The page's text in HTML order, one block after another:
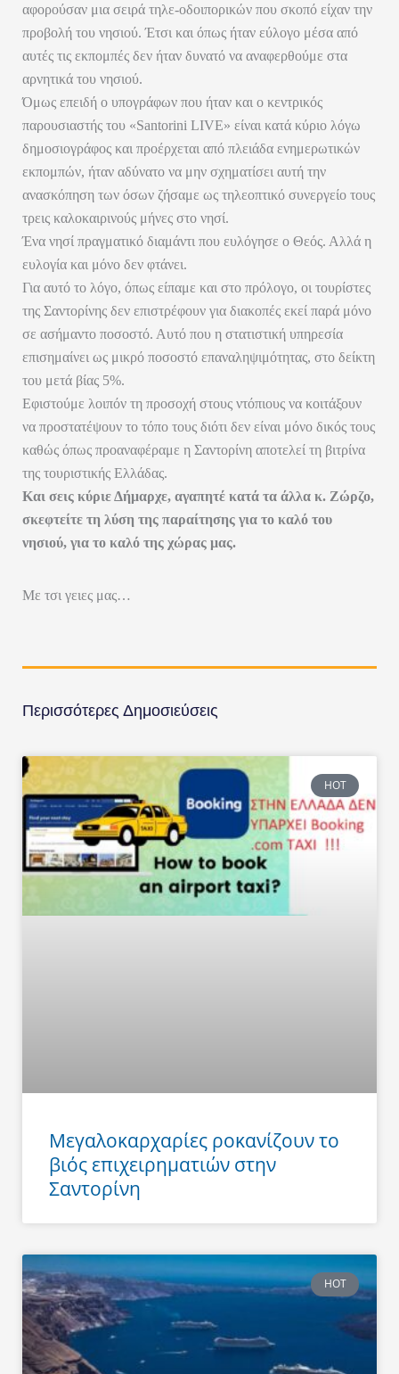
αφορούσαν μια σειρά τηλε-οδοιπορικών που σκοπό είχαν την
προβολή του νησιού. Έτσι και όπως ήταν εύλογο μέσα από
αυτές τις εκπομπές δεν ήταν δυνατό να αναφερθούμε στα
αρνητικά του νησιού.
Όμως επειδή ο υπογράφων που ήταν και ο κεντρικός
παρουσιαστής του «Santorini LIVE» είναι κατά κύριο λόγω
δημοσιογράφος και προέρχεται από πλειάδα ενημερωτικών
εκπομπών, ήταν αδύνατο να μην σχηματίσει αυτή την
ανασκόπηση των όσων ζήσαμε ως τηλεοπτικό συνεργείο τους
τρεις καλοκαιρινούς μήνες στο νησί.
Ένα νησί πραγματικό διαμάντι που ευλόγησε ο Θεός. Αλλά η
ευλογία και μόνο δεν φτάνει.
Για αυτό το λόγο, όπως είπαμε και στο πρόλογο, οι τουρίστες
της Σαντορίνης δεν επιστρέφουν για διακοπές εκεί παρά μόνο
σε ασήμαντο ποσοστό. Αυτό που η στατιστική υπηρεσία
επισημαίνει ως μικρό ποσοστό επαναληψιμότητας, στο δείκτη
του μετά βίας 5%.
Εφιστούμε λοιπόν τη προσοχή στους ντόπιους να κοιτάξουν
να προστατέψουν το τόπο τους διότι δεν είναι μόνο δικός τους
καθώς όπως προαναφέραμε η Σαντορίνη αποτελεί τη βιτρίνα
της τουριστικής Ελλάδας.
Και σεις κύριε Δήμαρχε, αγαπητέ κατά τα άλλα κ. Ζώρζο,
σκεφτείτε τη λύση της παραίτησης για το καλό του
νησιού, για το καλό της χώρας μας.
Με τσι γειες μας…
Περισσότερες Δημοσιεύσεις
HOT
Μεγαλοκαρχαρίες ροκανίζουν το
βιός επιχειρηματιών στην
Σαντορίνη
HOT